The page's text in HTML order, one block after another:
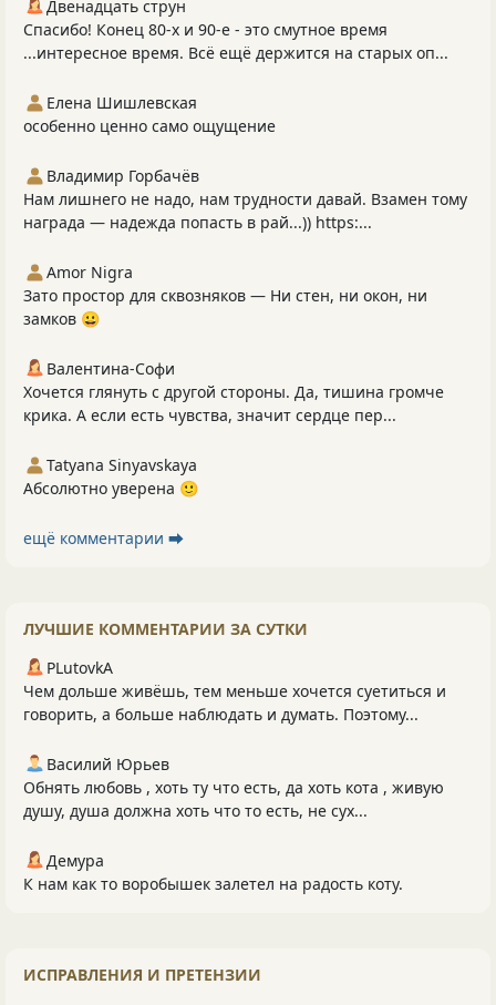
Двенадцать струн
Спасибо! Конец 80-х и 90-е - это смутное время
...интересное время. Всё ещё держится на старых оп...
Елена Шишлевская
особенно ценно само ощущение
Владимир Горбачёв
Нам лишнего не надо, нам трудности давай. Взамен тому
награда — надежда попасть в рай...)) https:...
Amor Nigra
Зато простор для сквозняков — Ни стен, ни окон, ни
замков 😀
Валентина-Софи
Хочется глянуть с другой стороны. Да, тишина громче
крика. А если есть чувства, значит сердце пер...
Tatyana Sinyavskaya
Абсолютно уверена 🙂
ещё комментарии ⮕
ЛУЧШИЕ КОММЕНТАРИИ ЗА СУТКИ
PLutоvkА
Чем дольше живёшь, тем меньше хочется суетиться и
говорить, а больше наблюдать и думать. Поэтому...
Василий Юрьев
Обнять любовь , хоть ту что есть, да хоть кота , живую
душу, душа должна хоть что то есть, не сух...
Демура
К нам как то воробышек залетел на радость коту.
ИСПРАВЛЕНИЯ И ПРЕТЕНЗИИ